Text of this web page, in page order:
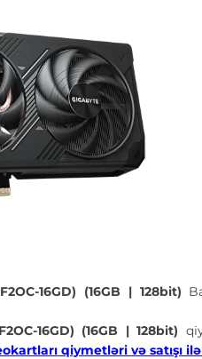
16GD) (16GB | 128bit)
16GD) (16GB | 128bit)
qiymetləri və satışı